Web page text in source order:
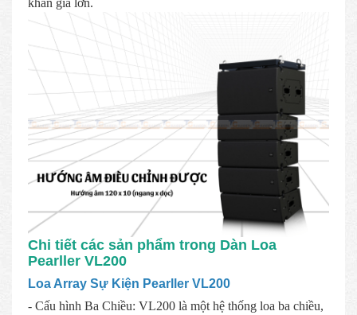
Chi tiết các sản phẩm trong Dàn Loa
Pearller VL200
Loa Array Sự Kiện Pearller VL200
- Cấu hình Ba Chiều: VL200 là một hệ thống loa ba chiều,